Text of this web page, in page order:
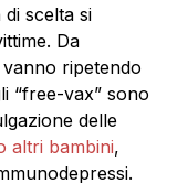
di scelta si
Da
ripetendo
“free-vax” sono
delle
altri bambini,